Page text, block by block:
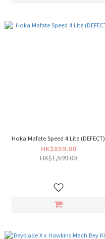
Hoka Mafate Speed 4 Lite (DEFECT)
HK$859.00
HK$1,599.00